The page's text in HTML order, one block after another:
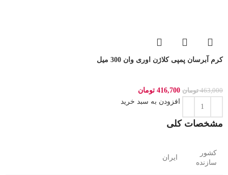
کرم آبرسان پمپی کلاژن اوری وان 300 میل
463,000 تومان 416,700 تومان
افزودن به سبد خرید
مشخصات کلی
کشور
سازنده
ایران